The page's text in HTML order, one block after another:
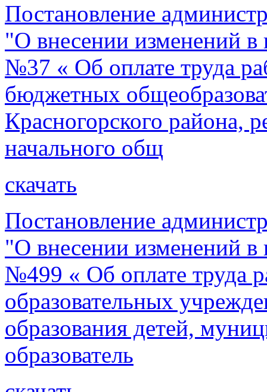
Постановление
"О внесении изменений в
№37 « Об оплате труда
бюджетных
Красногорского района,
начального общ
скачать
Постановление
"О внесении изменений в
№499 « Об оплате труда
образовательных
образования детей,
образователь